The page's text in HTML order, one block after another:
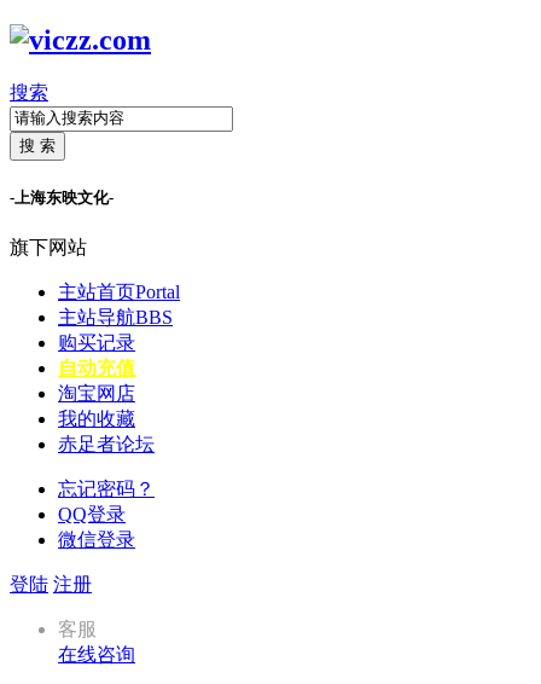
搜索
搜 索
-上海东映文化-
旗下网站
主站首页Portal
主站导航BBS
购买记录
自动充值
淘宝网店
我的收藏
赤足者论坛
忘记密码？
QQ登录
微信登录
登陆 注册
客服
在线咨询